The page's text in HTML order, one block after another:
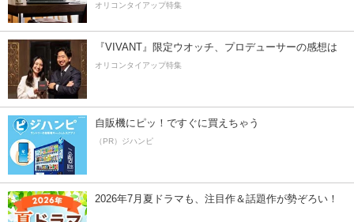
オリコンタイアップ特集
『VIVANT』限定ウオッチ、プロデューサーの感想は
オリコンタイアップ特集
自販機にピッ！ですぐに買えちゃう
（PR）ジハンピ
2026年7月夏ドラマも、注目作＆話題作が勢ぞろい！